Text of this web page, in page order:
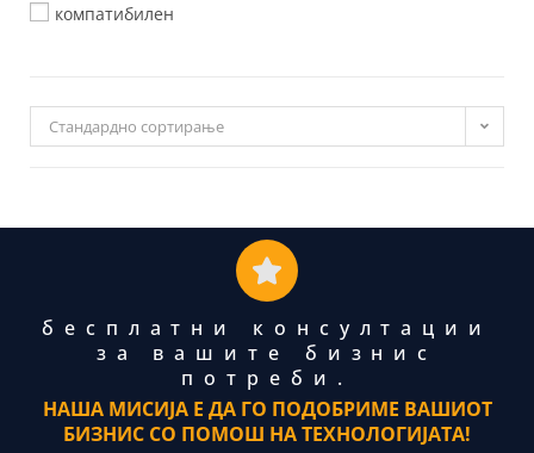
компатибилен
Стандардно сортирање
бесплатни консултации
за вашите бизнис
потреби.
НАША МИСИЈА Е ДА ГО ПОДОБРИМЕ ВАШИОТ
БИЗНИС СО ПОМОШ НА ТЕХНОЛОГИЈАТА!